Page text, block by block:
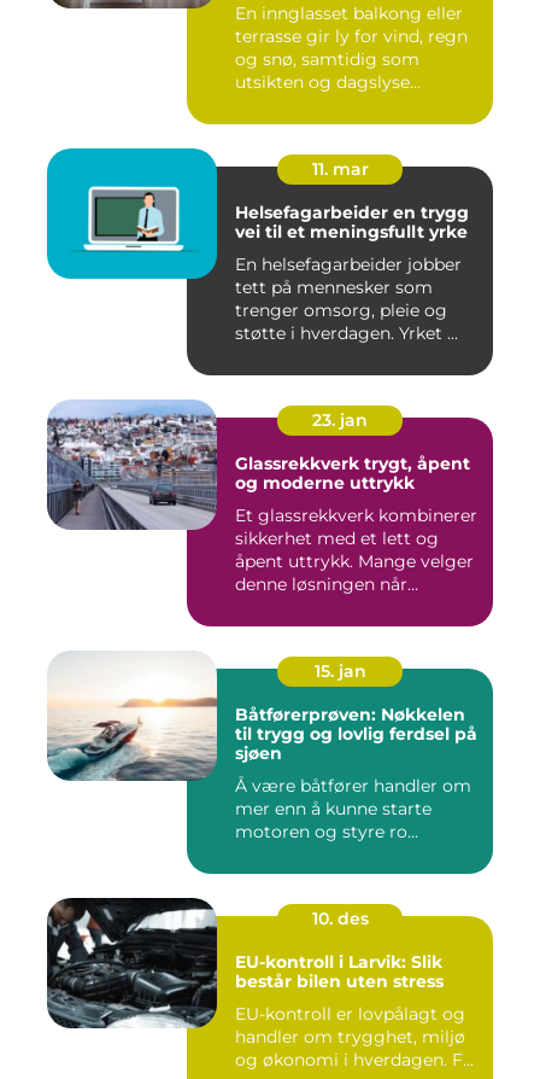
En innglasset balkong eller
terrasse gir ly for vind, regn
og snø, samtidig som
utsikten og dagslyse...
11. mar
Helsefagarbeider en trygg
vei til et meningsfullt yrke
En helsefagarbeider jobber
tett på mennesker som
trenger omsorg, pleie og
støtte i hverdagen. Yrket ...
23. jan
Glassrekkverk trygt, åpent
og moderne uttrykk
Et glassrekkverk kombinerer
sikkerhet med et lett og
åpent uttrykk. Mange velger
denne løsningen når...
15. jan
Båtførerprøven: Nøkkelen
til trygg og lovlig ferdsel på
sjøen
Å være båtfører handler om
mer enn å kunne starte
motoren og styre ro...
10. des
EU-kontroll i Larvik: Slik
består bilen uten stress
EU-kontroll er lovpålagt og
handler om trygghet, miljø
og økonomi i hverdagen. F...